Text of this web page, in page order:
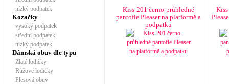
nízký podpatek
Kozačky
vysoký podpatek
střední podpatek
nízký podpatek
Dámská obuv dle typu
Zlaté lodičky
Růžové lodičky
Plesová obuv
Kiss-201 černo-průhledné
pantofle Pleaser na platformě a
podpatku